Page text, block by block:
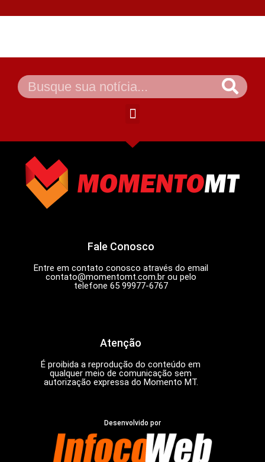
Fale Conosco
Entre em contato conosco através do email
contato@momentomt.com.brou pelo
telefone 65 99977-6767
Atenção
É proibida a reprodução do conteúdo em
qualquer meio de comunicação sem
autorização expressa do Momento MT.
Desenvolvido por